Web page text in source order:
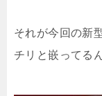
それが今回の新
チリと嵌ってる